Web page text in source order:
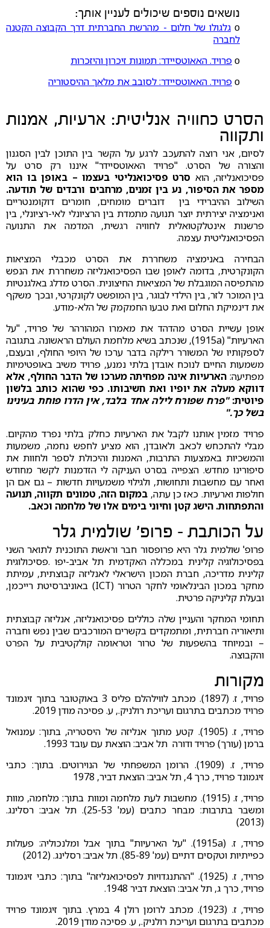
נושאים נוספים שיכולים לעניין אותך:
ο גלגולו של חלום - מהרשת החברתית דרך הקבוצה הקטנה
לחברה
οפרויד. האאוטסיידר: תמונות זיכרון והיזכרות
οפרויד. האאוטסיידר: לסובב את מלאך ההיסטוריה
הסרט כחוויה אנליטית: ארעיות, אמנות
ותקווה
לסיום, אני רוצה להתעכב לרגע על הקשר בין התוכן לבין הסגנון
והצורה של הסרט. "פרויד האאוטסיידר" איננו רק סרט על
פסיכואנליזה, הוא סרט פסיכואנליטי בעצמו – באופן בו הוא
מספר את הסיפור, נע בין זמנים, מרחבים ורבדים של תודעה.
השילוב ההיברידי בין דוברים מומחים, חומרים דוקומנטריים
ואנימציה יצירתית יוצר תנועה מתמדת בין הרציונלי לאי-רציונלי, בין
פרשנות אינטלקטואלית לחוויה רגשית, המדמה את התנועה
הפסיכואנליטית עצמה.
הבחירה באנימציה משחררת את הסרט מכבלי המציאות
הקונקרטית, בדומה לאופן שבו הפסיכואנליזה משחררת את הנפש
מהתפיסה המוגבלת של המציאות החיצונית. הסרט מדלג באלגנטיות
בין המוכר לזר, בין הילדי לבוגר, בין המופשט לקונקרטי, ובכך משקף
את דינמיקת החלום ואת טבעו החמקמק של הלא-מודע.
אופן עשיית הסרט מהדהד את מאמרו המהורהר של פרויד, "על
הארעיות" (1915a), שנכתב בשיא מלחמת העולם הראשונה. בתגובה
לספקותיו של המשורר רילקה בדבר ערכו של היופי החולף, ובעצם,
משמעות החיים לנוכח אובדן בלתי נמנע, פרויד משיב באופטימיות
מפתיעה: הארעיות אינה מפחיתה מערכו של הדבר החולף, אלא
דווקא מעלה את יופיו ואת חשיבותו. כפי שהוא כותב בלשון
פיוטית:"פרח שפורח לילה אחד בלבד, אין הדרו פוחת בעינינו
בשל כך."
פרויד מזמין אותנו לקבל את הארעיות כחלק בלתי נפרד מהקיום.
מבלי להתכחש לכאב ולאובדן, הוא מציע לחפש נחמה, משמעות
והמשכיות באמצעות התרבות, האמנות והיכולת לספר ולחוות את
סיפורינו מחדש. הצפייה בסרט העניקה לי הזדמנות לקשר מחודש
ואחר עם מחשבות ותחושות, ולגילוי משמעויות חדשות – גם אם הן
חולפות וארעיות. כאז כן עתה, במקום הזה, טמונים תקווה, תנועה
והתפתחות. הישג קטן וחיוני בימים אלו של מלחמה וכאב.
על הכותבת – פרופ' שולמית גלר
פרופ' שולמית גלר היא פרופסור חבר וראשת התוכנית לתואר השני
בפסיכולוגיה קלינית במכללה האקדמית תל אביב-יפו .פסיכולוגית
קלינית מדריכה, חברת המכון הישראלי לאנליזה קבוצתית, עמיתת
מחקר במכון הבינלאומי לחקר הטרור (ICT) באוניברסיטת רייכמן,
ובעלת קליניקה פרטית.
תחומי המחקר והעניין שלה כוללים פסיכואנליזה, אנליזה קבוצתית
ותיאוריה חברתית, ומתמקדים בקשרים המורכבים שבין נפש וחברה
– ובמיוחד בהשפעות של טרור וטראומה קולקטיבית על הפרט
והקבוצה.
מקורות
פרויד, ז. (1897). מכתב לווילהלם פליס 3 באוקטובר בתוך זיגמונד
פרויד מכתבים בתרגום ועריכת רולניק., ע. פסיכה מודן 2019.
פרויד, ז. (1905). קטע מתוך אנליזה של היסטריה, בתוך: עמנואל
ברמן (עורך) פרויד ודורה תל אביב: הוצאת עם עובד 1993.
פרויד, ז. (1909). הרומן המשפחתי של הנוירוטים. בתוך: כתבי
זיגמונד פרויד, כרך 4, תל אביב: הוצאת דביר, 1978
פרויד, ז. (1915). מחשבות לעת מלחמה ומוות בתוך: מלחמה, מוות
ומשבר בתרבות: מבחר כתבים (עמ' 25-53). תל אביב: רסלינג.
(2013)
פרויד, ז. (1915a). "על הארעיות" בתוך אבל ומלנכוליה: פעולות
כפייתיות וטקסים דתיים (עמ' 85-89). תל אביב: רסלינג. (2012)
פרויד, ז. (1925). "ההתנגדויות לפסיכואנליזה" בתוך: כתבי זיגמונד
פרויד, כרך ג, תל אביב: הוצאת דביר 1948.
פרויד, ז. (1923). מכתב לרומן רולן 4 במרץ. בתוך זיגמונד פרויד
מכתבים בתרגום ועריכת רולניק., ע. פסיכה מודן 2019.